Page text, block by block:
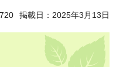
掲載日：2025年3月13日